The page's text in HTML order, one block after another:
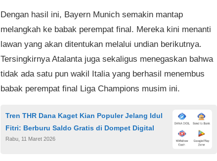
Dengan hasil ini, Bayern Munich semakin mantap
melangkah ke babak perempat final. Mereka kini menanti
lawan yang akan ditentukan melalui undian berikutnya.
Tersingkirnya Atalanta juga sekaligus menegaskan bahwa
tidak ada satu pun wakil Italia yang berhasil menembus
babak perempat final Liga Champions musim ini.
Tren THR Dana Kaget Kian Populer Jelang Idul
Fitri: Berburu Saldo Gratis di Dompet Digital
Rabu, 11 Maret 2026